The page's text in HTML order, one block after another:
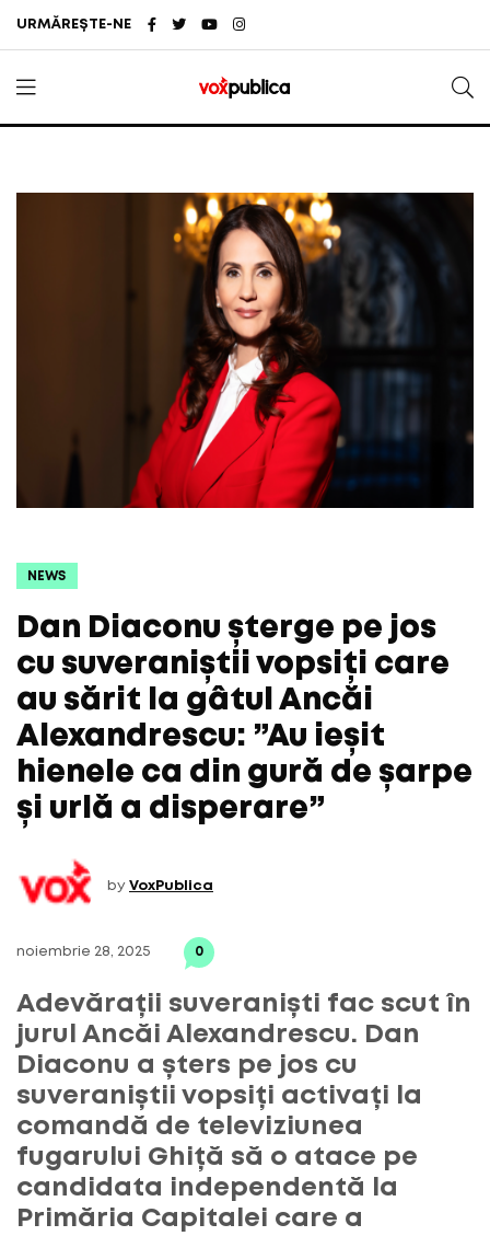
URMĂREȘTE-NE
NEWS
Dan Diaconu șterge pe jos
cu suveraniștii vopsiți care
au sărit la gâtul Ancăi
Alexandrescu: ”Au ieșit
hienele ca din gură de șarpe
și urlă a disperare”
by VoxPublica
noiembrie 28, 2025 0
Adevărații suveraniști fac scut în
jurul Ancăi Alexandrescu. Dan
Diaconu a șters pe jos cu
suveraniștii vopsiți activați la
comandă de televiziunea
fugarului Ghiță să o atace pe
candidata independentă la
Primăria Capitalei care a